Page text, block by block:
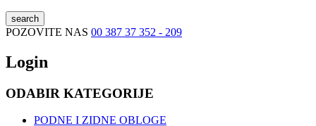
search
POZOVITE NAS 00 387 37 352 - 209
Login
ODABIR KATEGORIJE
PODNE I ZIDNE OBLOGE